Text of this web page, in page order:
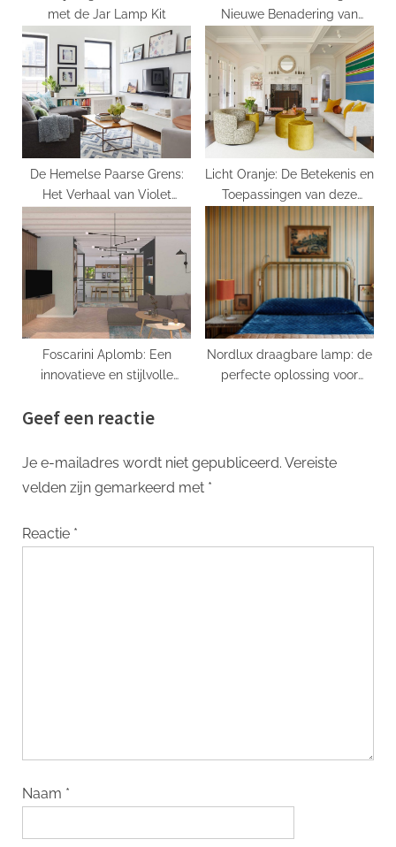
met de Jar Lamp Kit
Nieuwe Benadering van
Verlichting
De Hemelse Paarse Grens:
Het Verhaal van Violet
Ceiling
Licht Oranje: De Betekenis en
Toepassingen van deze
Foscarini Aplomb: Een
innovatieve en stijlvolle
prijzen
Nordlux draagbare lamp: de
perfecte oplossing voor
Geef een reactie
Je e-mailadres wordt niet gepubliceerd. Vereiste
velden zijn gemarkeerd met *
Reactie *
Naam *